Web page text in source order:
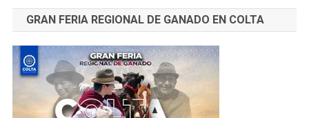
GRAN FERIA REGIONAL DE GANADO EN COLTA